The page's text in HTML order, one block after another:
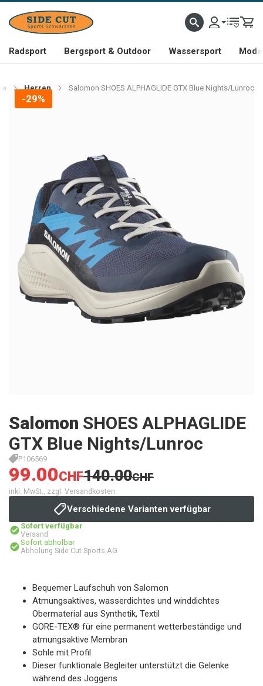
Radsport Bergsport & Outdoor Wassersport
Herren Salomon SHOES ALPHAGLIDE GTX Blue Nights/Lunroc
-29%
Salomon SHOES ALPHAGLIDE
GTX Blue Nights/Lunroc
P106569
99.00CHF140.00CHF
inkl. MwSt., zzgl. Versandkosten
Verschiedene Varianten verfügbar
Sofort verfügbar
Versand
Sofort abholbar
Abholung Side Cut Sports AG
Bequemer Laufschuh von Salomon
Atmungsaktives, wasserdichtes und winddichtes
Obermaterial aus Synthetik, Textil
GORE-TEX® für eine permanent wetterbeständige und
atmungsaktive Membran
Sohle mit Profil
Dieser funktionale Begleiter unterstützt die Gelenke
während des Joggens